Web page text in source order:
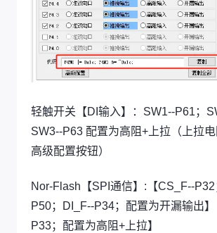
轻触开关【DI输入】：SW1--P61；
SW3--P63 配置为高阻+上拉（上拉
高级配置按钮）
Nor-Flash【SPI通信】:【CS_F--
P50；DI_F--P34；配置为开漏输出
P33；配置为高阻+上拉】